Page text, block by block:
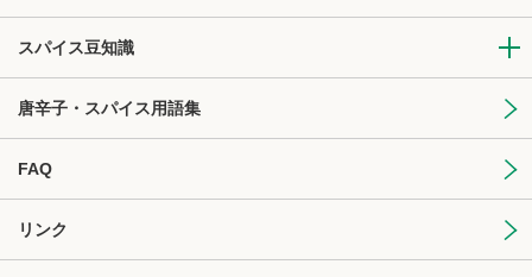
スパイス豆知識
唐辛子・スパイス用語集
FAQ
リンク